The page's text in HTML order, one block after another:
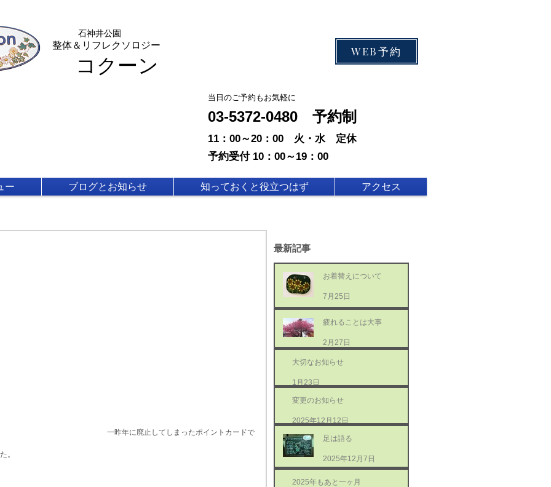
石神井公園
整体＆リフレクソロジー
コクーン
WEB予約
​当日のご予約もお気軽に
03-5372-0480 予約制
11：00～20：00 火・水 定休
予約受付 10：00～19：00
ー ブログとお知らせ 知っておくと役立つはず アクセス
一昨年に廃止してしまったポイントカードで
。
最新記事
お着替えについて
7月25日
疲れることは大事
2月27日
大切なお知らせ
1月23日
変更のお知らせ
2025年12月12日
足は語る
2025年12月7日
2025年もあと一ヶ月